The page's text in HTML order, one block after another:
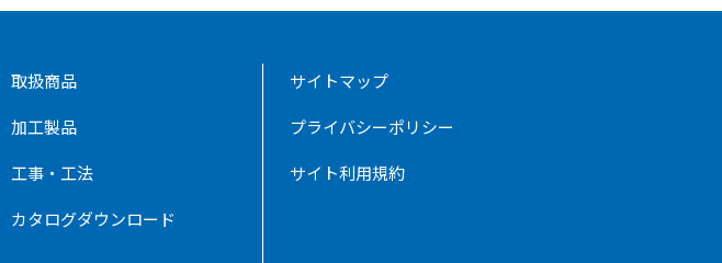
取扱商品
加工製品
工事・工法
カタログダウンロード
サイトマップ
プライバシーポリシー
サイト利用規約